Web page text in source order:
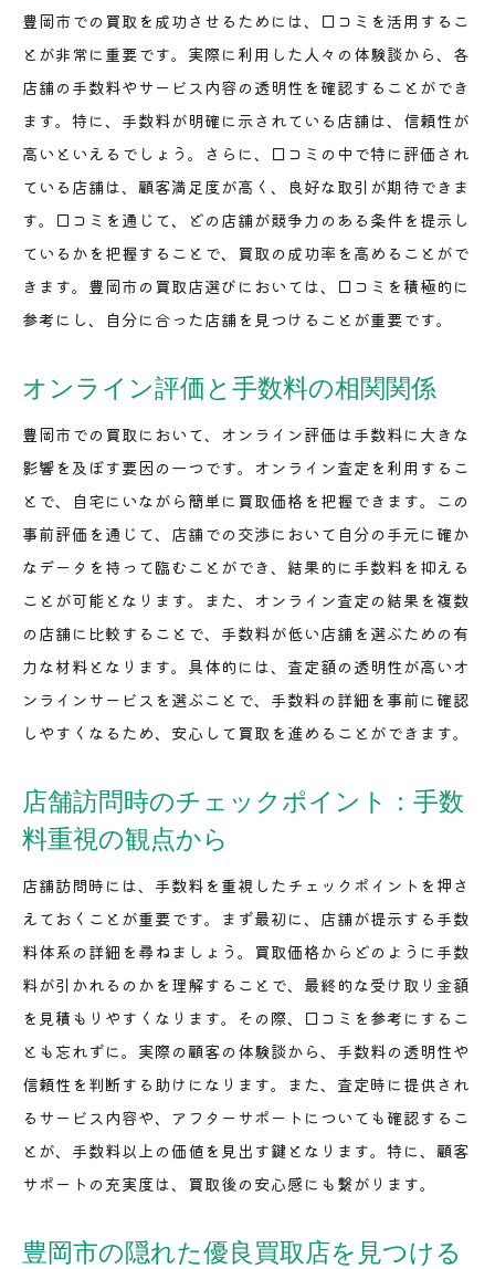
豊岡市での買取を成功させるためには、口コミを活用するこ
とが非常に重要です。実際に利用した人々の体験談から、各
店舗の手数料やサービス内容の透明性を確認することができ
ます。特に、手数料が明確に示されている店舗は、信頼性が
高いといえるでしょう。さらに、口コミの中で特に評価され
ている店舗は、顧客満足度が高く、良好な取引が期待できま
す。口コミを通じて、どの店舗が競争力のある条件を提示し
ているかを把握することで、買取の成功率を高めることがで
きます。豊岡市の買取店選びにおいては、口コミを積極的に
参考にし、自分に合った店舗を見つけることが重要です。
オンライン評価と手数料の相関関係
豊岡市での買取において、オンライン評価は手数料に大きな
影響を及ぼす要因の一つです。オンライン査定を利用するこ
とで、自宅にいながら簡単に買取価格を把握できます。この
事前評価を通じて、店舗での交渉において自分の手元に確か
なデータを持って臨むことができ、結果的に手数料を抑える
ことが可能となります。また、オンライン査定の結果を複数
の店舗に比較することで、手数料が低い店舗を選ぶための有
力な材料となります。具体的には、査定額の透明性が高いオ
ンラインサービスを選ぶことで、手数料の詳細を事前に確認
しやすくなるため、安心して買取を進めることができます。
店舗訪問時のチェックポイント：手数
料重視の観点から
店舗訪問時には、手数料を重視したチェックポイントを押さ
えておくことが重要です。まず最初に、店舗が提示する手数
料体系の詳細を尋ねましょう。買取価格からどのように手数
料が引かれるのかを理解することで、最終的な受け取り金額
を見積もりやすくなります。その際、口コミを参考にするこ
とも忘れずに。実際の顧客の体験談から、手数料の透明性や
信頼性を判断する助けになります。また、査定時に提供され
るサービス内容や、アフターサポートについても確認するこ
とが、手数料以上の価値を見出す鍵となります。特に、顧客
サポートの充実度は、買取後の安心感にも繋がります。
豊岡市の隠れた優良買取店を見つける